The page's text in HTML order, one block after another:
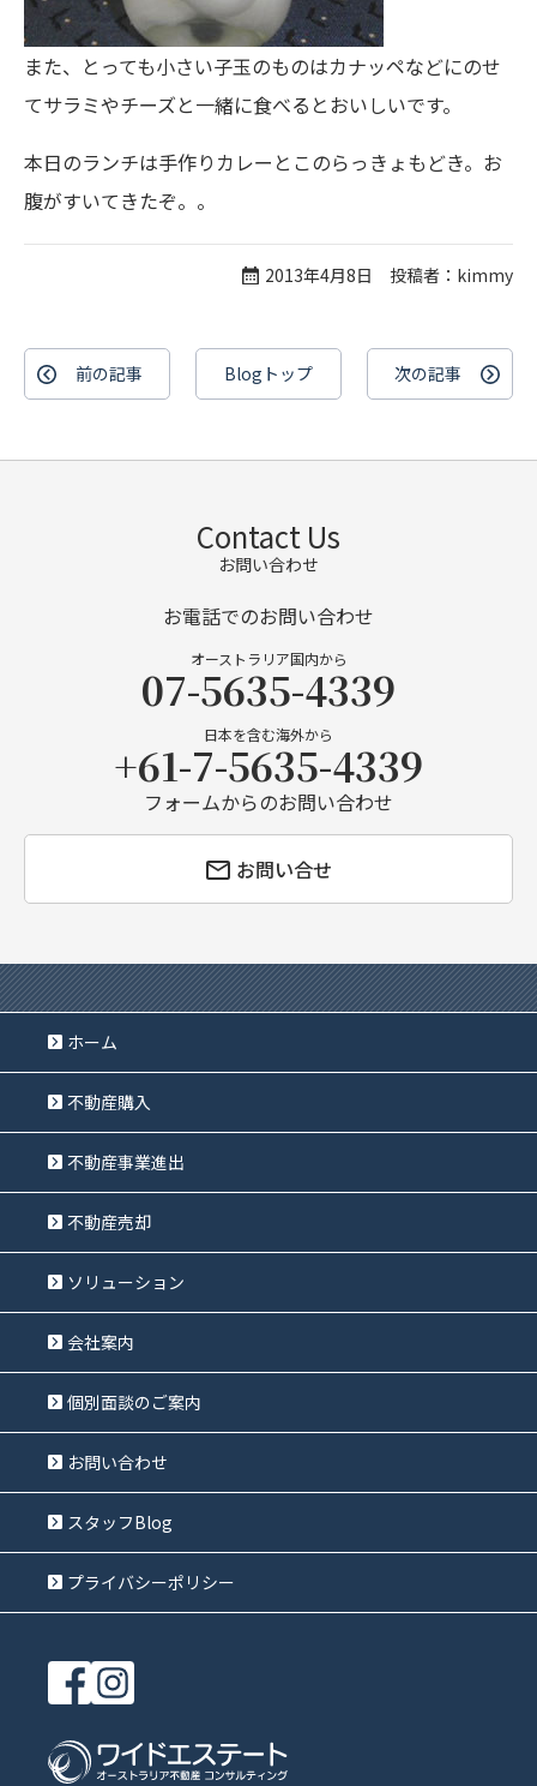
また、とっても小さい子玉のものはカナッペなどにのせ
てサラミやチーズと一緒に食べるとおいしいです。
本日のランチは手作りカレーとこのらっきょもどき。お
腹がすいてきたぞ。。
2013年4月8日 投稿者：kimmy
前の記事 Blogトップ 次の記事
Contact Us
お問い合わせ
お電話でのお問い合わせ
オーストラリア国内から
07-5635-4339
日本を含む海外から
+61-7-5635-4339
フォームからのお問い合わせ
お問い合せ
ホーム
不動産購入
不動産事業進出
不動産売却
ソリューション
会社案内
個別面談のご案内
お問い合わせ
スタッフBlog
プライバシーポリシー